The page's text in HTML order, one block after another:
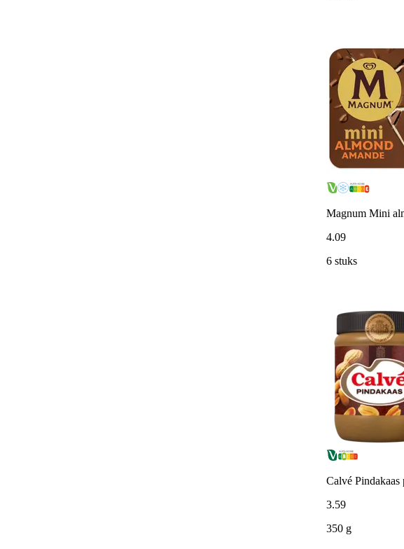
Magnum Mini
4.09
6 stuks
Calvé Pindakaas
3.59
350 g